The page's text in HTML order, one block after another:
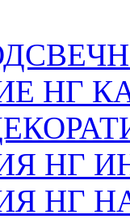
НГ
НГ
НГ